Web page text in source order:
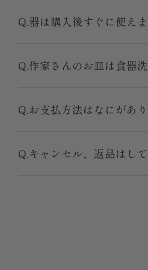
Q.器は購入後すぐに使え
Q.作家さんのお皿は食器
Q.お支払方法はなにがあ
Q.キャンセル、返品はし